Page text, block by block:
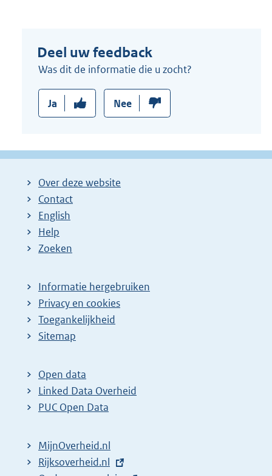
e
l
k
Deel uw feedback
Was dit de informatie die u zocht?
Ja Nee
Over deze website
Contact
English
Help
Zoeken
Informatie hergebruiken
Privacy en cookies
Toegankelijkheid
Sitemap
Open data
Linked Data Overheid
PUC Open Data
MijnOverheid.nl
E
Rijksoverheid.nl